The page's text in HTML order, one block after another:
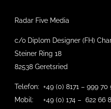
Radar Five Media
c/o Diplom Designer (FH)
Steiner Ring 18
82538 Geretsried
Telefon: +49 (0) 8171 – 999 70
Mobil: +49 (0) 174 – 622 66